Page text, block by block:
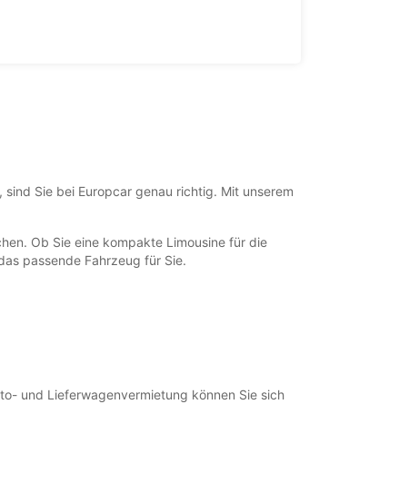
Sie bei Europcar genau richtig. Mit unserem
Ob Sie eine kompakte Limousine für die
passende Fahrzeug für Sie.
und Lieferwagenvermietung können Sie sich